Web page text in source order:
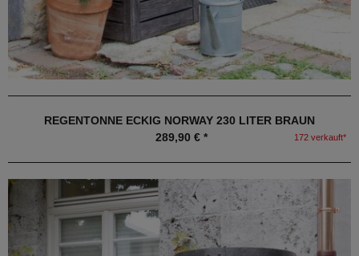
REGENTONNE ECKIG NORWAY 230 LITER BRAUN
289,90 € *
172 verkauft*